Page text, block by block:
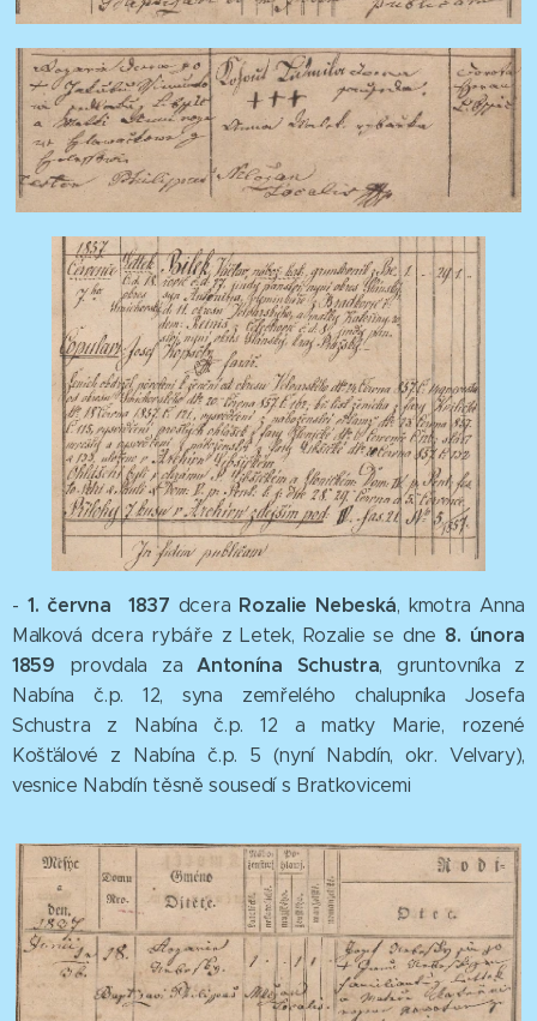
- 1. června 1837 dcera Rozalie Nebeská, kmotra Anna
Malková dcera rybáře z Letek, Rozalie se dne 8. února
1859
provdala za Antonína Schustra, gruntovníka z
Nabína č.p. 12, syna zemřelého chalupníka Josefa
Schustra z Nabína č.p. 12 a matky Marie, rozené
Košťálové z Nabína č.p. 5 (nyní Nabdín, okr. Velvary),
vesnice Nabdín těsně sousedí s Bratkovicemi